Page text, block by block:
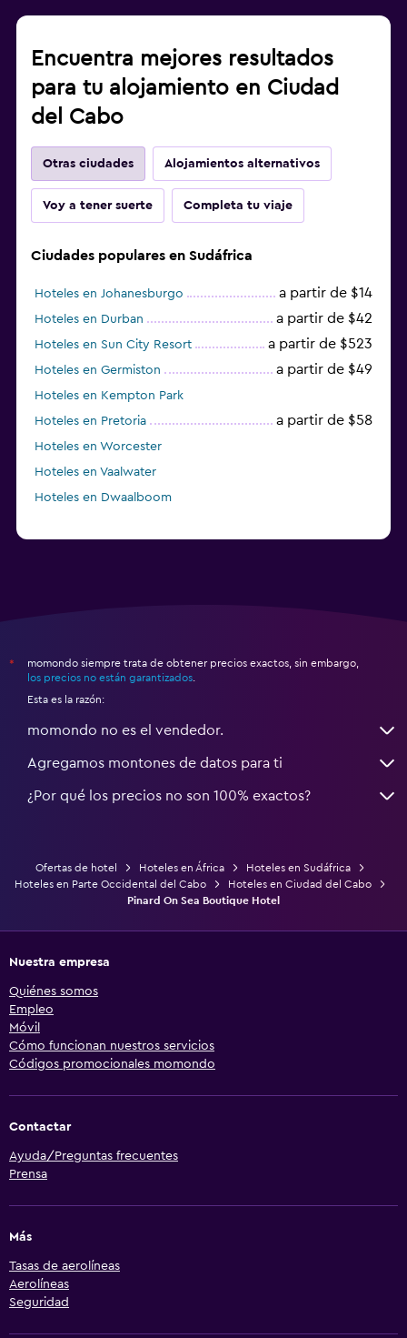
Encuentra mejores resultados
para tu alojamiento en Ciudad
del Cabo
Otras ciudades Alojamientos alternativos
Voy a tener suerte Completa tu viaje
Ciudades populares en Sudáfrica
Hoteles en Johanesburgo a partir de $14
Hoteles en Durban a partir de $42
Hoteles en Sun City Resort a partir de $523
Hoteles en Germiston a partir de $49
Hoteles en Kempton Park
Hoteles en Pretoria
a partir de $58
Hoteles en Worcester
Hoteles en Vaalwater
Hoteles en Dwaalboom
*
momondo siempre trata de obtener precios exactos, sin embargo,
los precios no están garantizados
Esta es la razón:
momondo no es el vendedor.
Agregamos montones de datos para ti
¿Por qué los precios no son 100% exactos?
Ofertas de hotel Hoteles en África
Hoteles en Sudáfrica
Hoteles en Parte Occidental del Cabo
Hoteles en Ciudad del Cabo
Pinard On Sea Boutique Hotel
Nuestra empresa
Quiénes somos
Empleo
Móvil
Cómo funcionan nuestros servicios
Códigos promocionales momondo
Contactar
Ayuda/Preguntas frecuentes
Prensa
Más
Tasas de aerolíneas
Aerolíneas
Seguridad